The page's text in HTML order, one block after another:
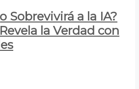
Sobrevivirá a la IA?
la Verdad con